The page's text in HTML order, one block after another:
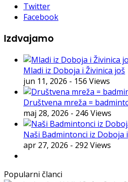
Twitter
Facebook
Izdvajamo
Mladi iz Doboja i Živinica još
jun 11, 2026 - 156 Views
Društvena mreža =
maj 28, 2026 - 246 Views
Naši Badmintonci iz Doboja i
apr 27, 2026 - 292 Views
Popularni članci